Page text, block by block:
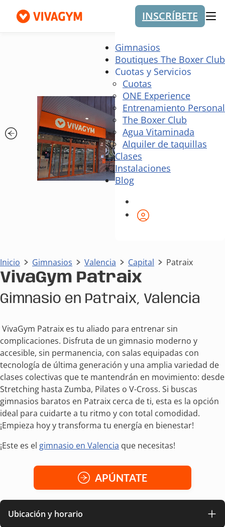
INSCRÍBETE
Gimnasios
Boutiques The Boxer Club
Cuotas y Servicios
Cuotas
ONE Experience
Entrenamiento Personal
The Boxer Club
Agua Vitaminada
Alquiler de taquillas
Clases
Instalaciones
Blog
Inicio Gimnasios Valencia Capital Patraix
VivaGym Patraix
Gimnasio en Patraix, Valencia
VivaGym Patraix es tu aliado para entrenar sin
complicaciones. Disfruta de un gimnasio moderno y
accesible, sin permanencia, con salas equipadas con
tecnología de última generación y una amplia variedad de
clases colectivas que te mantendrán en movimiento: desde
Stretching hasta Zumba, Pilates o V-Cross. Si buscas
gimnasios baratos en Patraix cerca de ti, esta es la opción
ideal para cuidarte a tu ritmo y con total comodidad.
¡Empieza hoy y transforma tu energía en bienestar!
¡Este es el gimnasio en Valencia que necesitas!
APÚNTATE
Ubicación y horario